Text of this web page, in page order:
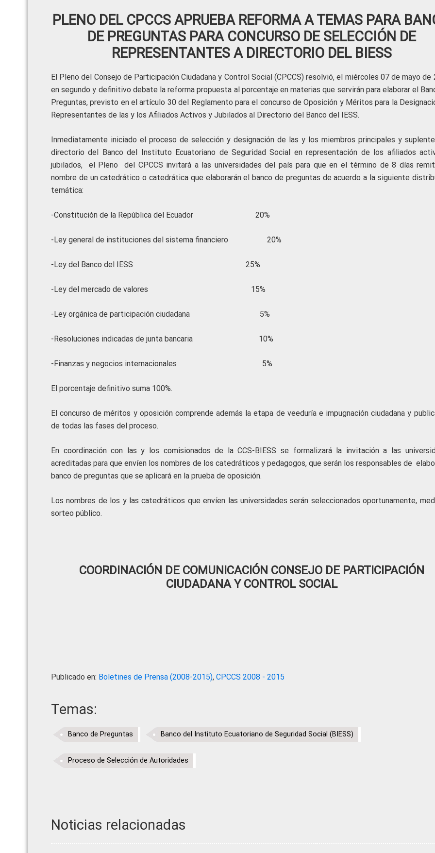
PLENO DEL CPCCS APRUEBA REFORMA A TEMAS PARA
DE PREGUNTAS PARA CONCURSO DE SELECCIÓN DE
REPRESENTANTES A DIRECTORIO DEL BIESS
El Pleno del Consejo de Participación Ciudadana y Control Social (CPCCS) resolvió, el miércoles 07 de mayo de
en segundo y definitivo debate la reforma propuesta al porcentaje en materias que servirán para elaborar el
Preguntas, previsto en el artículo 30 del Reglamento para el concurso de Oposición y Méritos para la
Representantes de las y los Afiliados Activos y Jubilados al Directorio del Banco del IESS.
Inmediatamente iniciado el proceso de selección y designación de las y los miembros principales y
directorio del Banco del Instituto Ecuatoriano de Seguridad Social en representación de los afiliados
jubilados, el Pleno del CPCCS invitará a las universidades del país para que en el término de 8 días
nombre de un catedrático o catedrática que elaborarán el banco de preguntas de acuerdo a la siguiente
temática:
-Constitución de la República del Ecuador 20%
-Ley general de instituciones del sistema financiero 20%
-Ley del Banco del IESS 25%
-Ley del mercado de valores 15%
-Ley orgánica de participación ciudadana 5%
-Resoluciones indicadas de junta bancaria 10%
-Finanzas y negocios internacionales 5%
El porcentaje definitivo suma 100%.
El concurso de méritos y oposición comprende además la etapa de veeduría e impugnación ciudadana y
de todas las fases del proceso.
En coordinación con las y los comisionados de la CCS-BIESS se formalizará la invitación a las
acreditadas para que envíen los nombres de los catedráticos y pedagogos, que serán los responsables de
banco de preguntas que se aplicará en la prueba de oposición.
Los nombres de los y las catedráticos que envíen las universidades serán seleccionados oportunamente,
sorteo público.
COORDINACIÓN DE COMUNICACIÓN CONSEJO DE PARTICIPACIÓN
CIUDADANA Y CONTROL SOCIAL
Publicado en: Boletines de Prensa (2008-2015), CPCCS 2008 - 2015
Temas:
Banco de Preguntas Banco del Instituto Ecuatoriano de Seguridad Social (BIESS)
Proceso de Selección de Autoridades
Noticias relacionadas